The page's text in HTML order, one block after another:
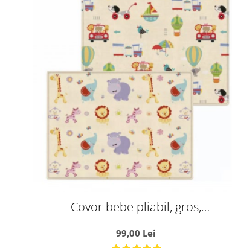
Covor bebe pliabil, gros,
Masini, 180x100 cm, D20
99,00 Lei